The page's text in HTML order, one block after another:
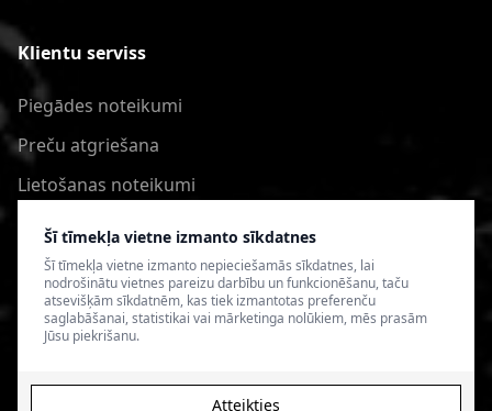
Šī tīmekļa vietne izmanto sīkdatnes
Šī tīmekļa vietne izmanto nepieciešamās sīkdatnes, lai
nodrošinātu vietnes pareizu darbību un funkcionēšanu, taču
atsevišķām sīkdatnēm, kas tiek izmantotas preferenču
saglabāšanai, statistikai vai mārketinga nolūkiem, mēs prasām
Jūsu piekrišanu.
Atteikties
Klientu serviss
Piegādes noteikumi
Preču atgriešana
Lietošanas noteikumi
Privātuma politika